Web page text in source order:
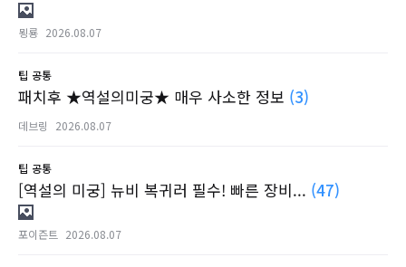
묑룡 2026.08.07
팁 공통
패치후 ★역설의미궁★ 매우 사소한 정보 (3)
데브링 2026.08.07
팁 공통
[역설의 미궁] 뉴비 복귀러 필수! 빠른 장비... (47)
포이즌트 2026.08.07